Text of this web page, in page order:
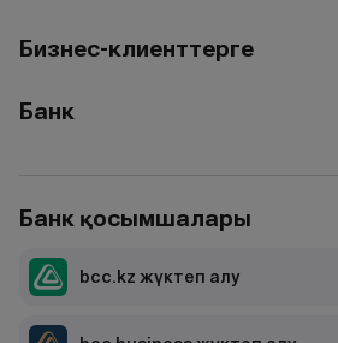
Бизнес-клиенттерге
Банк
Банк қосымшалары
bcc.kz жүктеп алу